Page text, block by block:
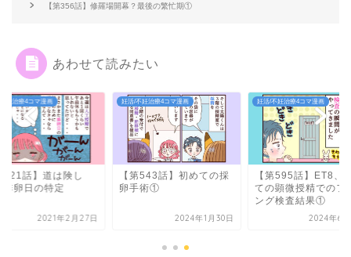
【第356話】修羅場開幕？最後の繁忙期①
あわせて読みたい
妊治療4コマ漫画
121話】道は険し
排卵日の特定
2021年2月27日
妊活/不妊治療4コマ漫画
【第543話】初めての採
卵手術①
2024年1月30日
妊活/不妊治療4コマ漫画
【第595話】ET8、
ての顕微授精でのフ
ング検査結果①
2024年6